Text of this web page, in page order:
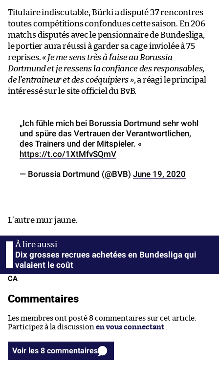
Titulaire indiscutable, Bürki a disputé 37 rencontres
toutes compétitions confondues cette saison. En 206
matchs disputés avec le pensionnaire de Bundesliga,
le portier aura réussi à garder sa cage inviolée à 75
reprises.« Je me sens très à l’aise au Borussia
Dortmund et je ressens la confiance des responsables,
de l’entraîneur et des coéquipiers », a réagi le principal
intéressé sur le site officiel du BvB.
„Ich fühle mich bei Borussia Dortmund sehr wohl
und spüre das Vertrauen der Verantwortlichen,
des Trainers und der Mitspieler. «
https://t.co/1XtMfvSQmV
— Borussia Dortmund (@BVB) June 19, 2020
L’autre mur jaune.
Dix grosses recrues achetées en Bundesliga qui
valaient le coût
CA
Commentaires
Les membres ont posté 8 commentaires sur cet article.
Participez à la discussion en vous connectant .
Voir les 8 commentaires